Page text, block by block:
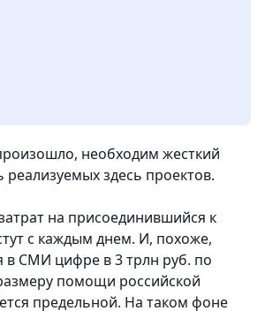
необходим жесткий
реализуемых здесь проектов.
на присоединившийся к
с каждым днем. И, похоже,
в СМИ цифре в 3 трлн руб. по
помощи российской
предельной. На таком фоне